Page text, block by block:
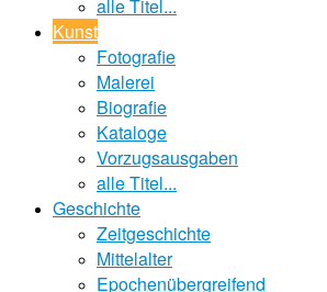
alle Titel...
Kunst
Fotografie
Malerei
Biografie
Kataloge
Vorzugsausgaben
alle Titel...
Geschichte
Zeitgeschichte
Mittelalter
Epochenübergreifend